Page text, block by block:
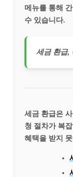
메뉴를 통해
수 있습니다.
세금 환급,
세금 환급은
청 절차가 복
혜택을 받지